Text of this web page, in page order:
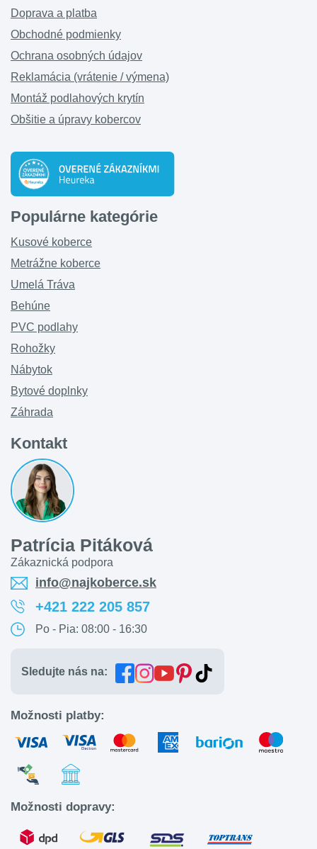
Doprava a platba
Obchodné podmienky
Ochrana osobných údajov
Reklamácia (vrátenie / výmena)
Montáž podlahových krytín
Obšitie a úpravy kobercov
Populárne kategórie
Kusové koberce
Metrážne koberce
Umelá Tráva
Behúne
PVC podlahy
Rohožky
Nábytok
Bytové doplnky
Záhrada
Kontakt
Patrícia Pitáková
Zákaznická podpora
info@najkoberce.sk
+421 222 205 857
Po - Pia: 08:00 - 16:30
Sledujte nás na:
Možnosti dopravy:
Možnosti platby: